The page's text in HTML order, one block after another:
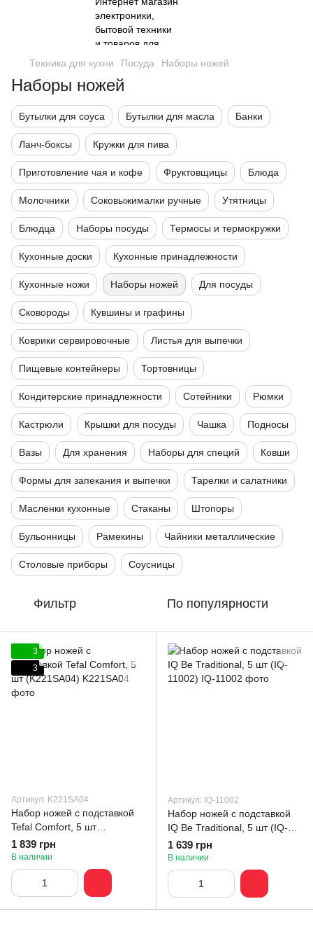
Техника для кухни Посуда Наборы ножей
Наборы ножей
Бутылки для соуса Бутылки для масла Банки
Ланч-боксы Кружки для пива
Приготовление чая и кофе Фруктовщицы Блюда
Молочники Соковыжималки ручные Утятницы
Блюдца Наборы посуды Термосы и термокружки
Кухонные доски Кухонные принадлежности
Кухонные ножи Наборы ножей Для посуды
Сковороды Кувшины и графины
Коврики сервировочные Листья для выпечки
Пищевые контейнеры Тортовницы
Кондитерские принадлежности Сотейники Рюмки
Кастрюли Крышки для посуды Чашка Подносы
Вазы Для хранения Наборы для специй Ковши
Формы для запекания и выпечки Тарелки и салатники
Масленки кухонные Стаканы Штопоры
Бульонницы Рамекины Чайники металлические
Столовые приборы Соусницы
Фильтр По популярности
3
3
Артикул: K221SA04
Набор ножей с подставкой
Tefal Comfort, 5 шт
(K221SA04)
1 839 грн
В наличии
Артикул: IQ-11002
Набор ножей с подставкой
IQ Be Traditional, 5 шт (IQ-
11002)
1 639 грн
В наличии